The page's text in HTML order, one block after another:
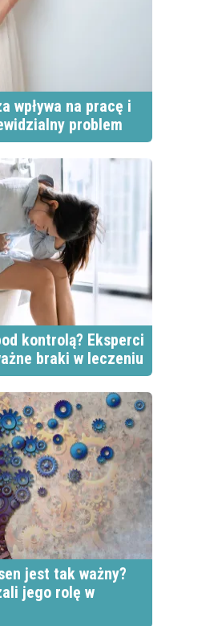
wpływa na pracę i
problem
kontrolą? Eksperci
braki w leczeniu
jest tak ważny?
jego rolę w